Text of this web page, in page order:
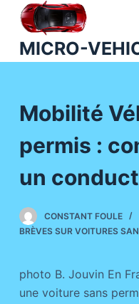
P
u
o
e
u
MICRO-
Mobilité
permis :
un
CONSTANT FOULE
BRÈVES SUR VOITURES
photo B. Jouvin En
une voiture sans